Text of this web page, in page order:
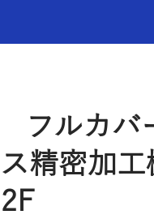
フルカ
精密加